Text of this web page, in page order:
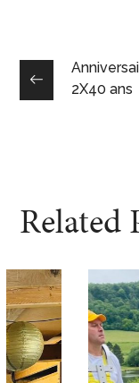
2X40 ans
Related
ÉVÉNÉMENT